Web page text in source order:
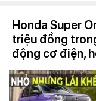
Honda Super
triệu đồng
động cơ điện,